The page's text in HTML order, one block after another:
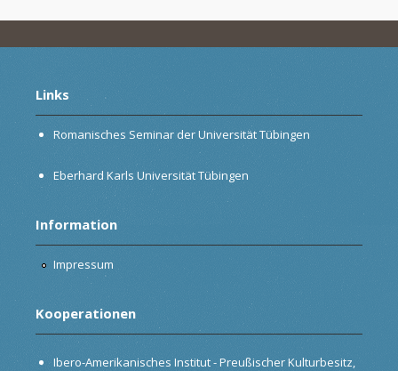
Links
Romanisches Seminar der Universität Tübingen
Eberhard Karls Universität Tübingen
Information
Impressum
Kooperationen
Ibero-Amerikanisches Institut - Preußischer Kulturbesitz,